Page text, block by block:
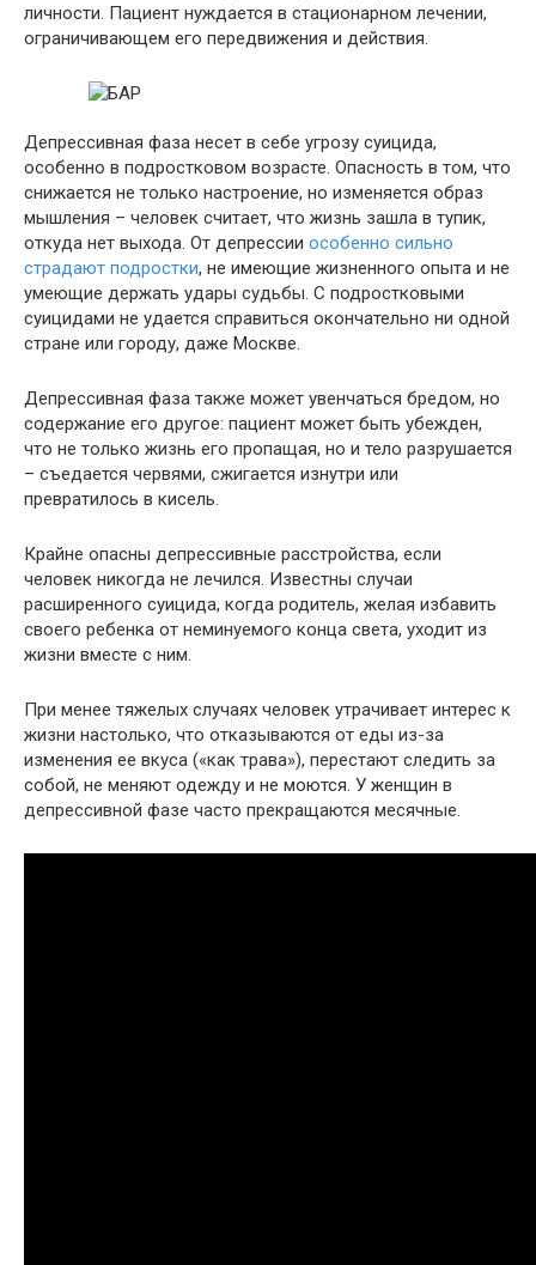
личности. Пациент нуждается в стационарном лечении,
ограничивающем его передвижения и действия.
Депрессивная фаза несет в себе угрозу суицида,
особенно в подростковом возрасте. Опасность в том, что
снижается не только настроение, но изменяется образ
мышления – человек считает, что жизнь зашла в тупик,
откуда нет выхода. От депрессии особенно сильно
страдают подростки, не имеющие жизненного опыта и не
умеющие держать удары судьбы. С подростковыми
суицидами не удается справиться окончательно ни одной
стране или городу, даже Москве.
Депрессивная фаза также может увенчаться бредом, но
содержание его другое: пациент может быть убежден,
что не только жизнь его пропащая, но и тело разрушается
– съедается червями, сжигается изнутри или
превратилось в кисель.
Крайне опасны депрессивные расстройства, если
человек никогда не лечился. Известны случаи
расширенного суицида, когда родитель, желая избавить
своего ребенка от неминуемого конца света, уходит из
жизни вместе с ним.
При менее тяжелых случаях человек утрачивает интерес к
жизни настолько, что отказываются от еды из-за
изменения ее вкуса («как трава»), перестают следить за
собой, не меняют одежду и не моются. У женщин в
депрессивной фазе часто прекращаются месячные.